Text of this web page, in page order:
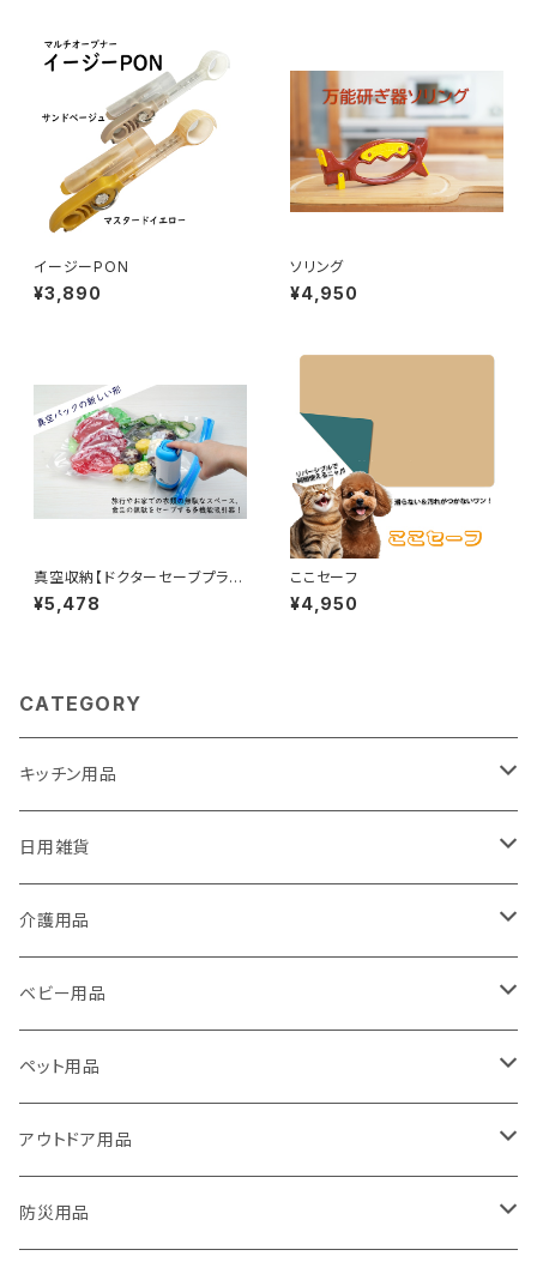
イージーPON
¥3,890
ソリング
¥4,950
真空収納【ドクターセーブプラス
フルセット】
¥5,478
ここセーフ
¥4,950
CATEGORY
キッチン用品
包丁ナイフなどの刃物専用研ぎ器 ソリングミニDuo
万能研ぎ器ソリング
ソリング＆ムッキーナセット
ソリング＆オープナーセット
ピーラー
ムッキーナ
多機能オープナー
日用雑貨
エチケットカッター
エチケットカッター
エチケットカッターⅡ
滑り止めマット
ここセーフ
フンバレルーナ
リフレッシュ・癒し
グリゴランプ
リネックス2
ハンディーシーラー
旅行用品
介護用品
歩行杖
滑り止めマット
フンバレルーナ
多機能オープナー
イージーPON
ベビー用品
滑り止めマット・おむつ替えマット
フンバレルーナ
産毛お手入れ
エチケットカッターⅡ
ペット用品
爪切り
ルカット【LOOKUT】
多機能オープナー
アウトドア用品
マルチオープナー
防災用品